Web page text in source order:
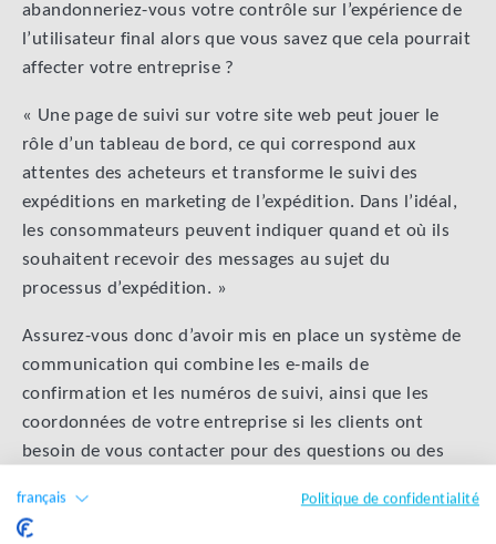
abandonneriez-vous votre contrôle sur l’expérience de
l’utilisateur final alors que vous savez que cela pourrait
affecter votre entreprise ?
« Une page de suivi sur votre site web peut jouer le
rôle d’un tableau de bord, ce qui correspond aux
attentes des acheteurs et transforme le suivi des
expéditions en marketing de l’expédition. Dans l’idéal,
les consommateurs peuvent indiquer quand et où ils
souhaitent recevoir des messages au sujet du
processus d’expédition. »
Assurez-vous donc d’avoir mis en place un système de
communication qui combine les e-mails de
confirmation et les numéros de suivi, ainsi que les
coordonnées de votre entreprise si les clients ont
besoin de vous contacter pour des questions ou des
français Politique de confidentialité